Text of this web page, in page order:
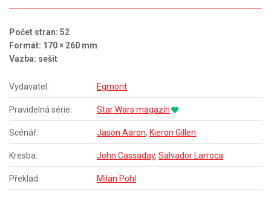
Počet stran: 52
Formát: 170 × 260 mm
Vazba: sešit
Vydavatel: Egmont
Pravidelná série: Star Wars magazín
Scénář: Jason Aaron, Kieron Gillen
Kresba: John Cassaday, Salvador Larroca
Překlad: Milan Pohl